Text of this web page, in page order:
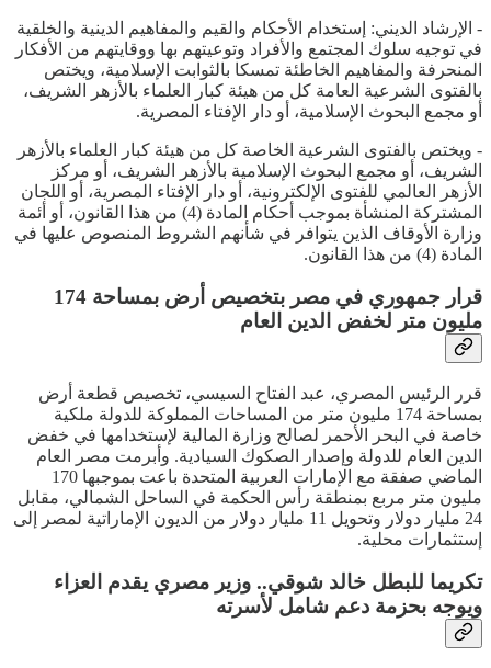
- الإرشاد الديني: إستخدام الأحكام والقيم والمفاهيم الدينية والخلقية
في توجيه سلوك المجتمع والأفراد وتوعيتهم بها ووقايتهم من الأفكار
المنحرفة والمفاهيم الخاطئة تمسكا بالثوابت الإسلامية، ويختص
بالفتوى الشرعية العامة كل من هيئة كبار العلماء بالأزهر الشريف،
أو مجمع البحوث الإسلامية، أو دار الإفتاء المصرية.
- ويختص بالفتوى الشرعية الخاصة كل من هيئة كبار العلماء بالأزهر
الشريف، أو مجمع البحوث الإسلامية بالأزهر الشريف، أو مركز
الأزهر العالمي للفتوى الإلكترونية، أو دار الإفتاء المصرية، أو اللجان
المشتركة المنشأة بموجب أحكام المادة (4) من هذا القانون، أو أئمة
وزارة الأوقاف الذين يتوافر في شأنهم الشروط المنصوص عليها في
المادة (4) من هذا القانون.
قرار جمهوري في مصر بتخصيص أرض بمساحة 174
مليون متر لخفض الدين العام
قرر الرئيس المصري، عبد الفتاح السيسي، تخصيص قطعة أرض
بمساحة 174 مليون متر من المساحات المملوكة للدولة ملكية
خاصة في البحر الأحمر لصالح وزارة المالية لإستخدامها في خفض
الدين العام للدولة وإصدار الصكوك السيادية. وأبرمت مصر العام
الماضي صفقة مع الإمارات العربية المتحدة باعت بموجبها 170
مليون متر مربع بمنطقة رأس الحكمة في الساحل الشمالي، مقابل
24 مليار دولار وتحويل 11 مليار دولار من الديون الإماراتية لمصر إلى
إستثمارات محلية.
تكريما للبطل خالد شوقي.. وزير مصري يقدم العزاء
ويوجه بحزمة دعم شامل لأسرته